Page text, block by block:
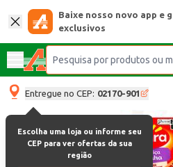
Baixe nosso novo app e
exclusivos
Entregue no CEP: 02170-901
Escolha uma loja ou informe seu
CEP para ver ofertas da sua
região